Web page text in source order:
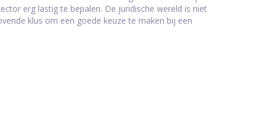
erg lastig te bepalen. De juridische wereld is niet
klus om een goede keuze te maken bij een